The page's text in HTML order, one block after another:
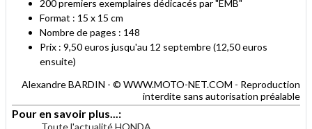
200 premiers exemplaires dédicacés par "EMB"
Format : 15 x 15 cm
Nombre de pages : 148
Prix : 9,50 euros jusqu'au 12 septembre (12,50 euros
ensuite)
Alexandre BARDIN - © WWW.MOTO-NET.COM - Reproduction
interdite sans autorisation préalable
Pour en savoir plus...:
Toute l'actualité HONDA